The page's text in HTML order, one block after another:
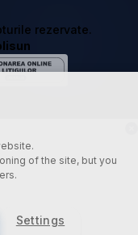
rezervate.
of the site, but you
Settings